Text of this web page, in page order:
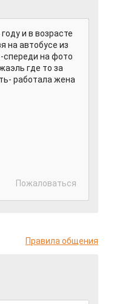
и в возрасте
на автобусе из
спереди на фото
где то за
работала жена
Пожаловаться
Правила общения